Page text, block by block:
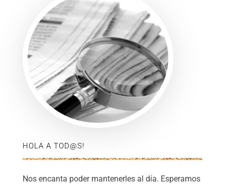
HOLA A TOD@S!
Nos encanta poder mantenerles al día. Esperamos